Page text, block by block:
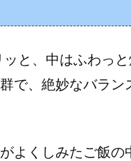
と、中はふわっ
で、絶妙なバラ
よくしみたご飯